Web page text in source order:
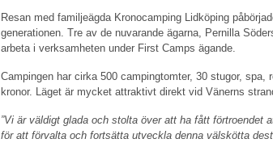
Resan med familjeägda Kronocamping Lidköping
generationen. Tre av de nuvarande ägarna, Pernilla
arbeta i verksamheten under First Camps ägande.
Campingen har cirka 500 campingtomter, 30 stugor,
kronor. Läget är mycket attraktivt direkt vid Vänerns
”Vi är väldigt glada och stolta över att ha fått förtroendet
för att förvalta och fortsätta utveckla denna välskötta